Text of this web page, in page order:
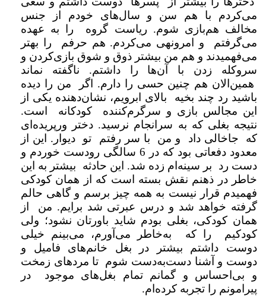
می‌کردم با هم سن و سال‌های خودم از جنس
مخالف هم‌بازی شوم. ریاست گروه را به عهده
می‌گرفتم و امرونهی می‌کردم. هم حرفم را بهتر
می‌فهمیدند و هم من بیشتر ذوق و شوق بازی‌کردن و
سروکله زدن با آن‌ها را داشتم. ناگفته نماند
همین‌الان هم چنین حسی را دارم. اگر من را دیده
باشید رد چند بخیه بالای ابرویم، نشان‌دهنده یکی از
این مجالس بازی و سرگرم‌کننده کودکانه است.
نتیجه بغلی که به سرانجام نرسید. دختر ورپریده‌ای
که جاخالی داد و من با سر رفتم تو دیوار. این از
معدود دفعاتی بود که در 6 سالگی رودست خوردم و
دست رد بر سینه‌ام زده شد. این حادثه بیشتر به این
خاطر در ذهنم نقش بسته است که از همان کودکی
فهمیدم قرار نیست به همه چیز برسم و گاهی حالم
گرفته خواهد شد و درس عبرتی شد برایم. من از
همان کودکی، بغلی بودم شاید باورتان نشود؛ ولی
کودکیم را که به‌خاطر می‌آورم، می‌بینم خیلی
دوست داشتم بیشتر در بغل خانم‌های فامیل و
دوست و آشنا دست‌به‌دست شوم تا مردهای زمخت
و بی‌احساس و گمانم تمام بغل‌های موجود در
پیرامونم را تجربه کرده‌ام.